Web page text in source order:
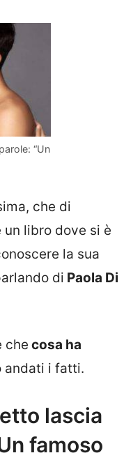
“Un
che di
libro dove si è
la sua
di Paola Di
che cosa ha
andati i fatti.
lascia
famoso